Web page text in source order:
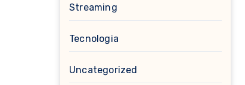
Streaming
Tecnologia
Uncategorized